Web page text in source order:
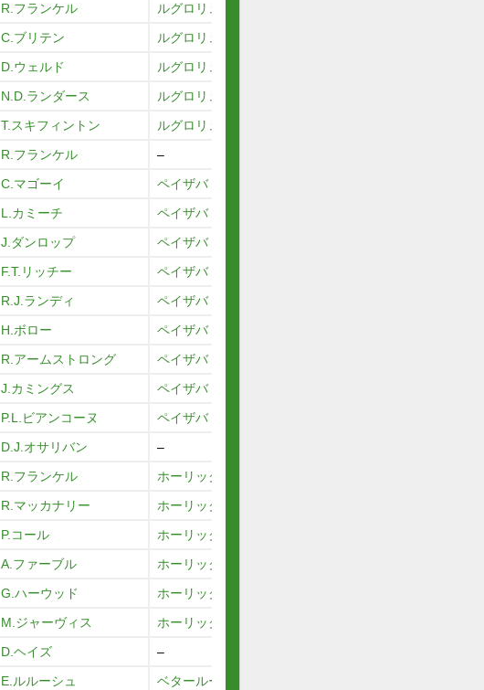
R.フランケル
ルグロリュー
C.ブリテン
ルグロリュー
D.ウェルド
ルグロリュー
N.D.ランダース
ルグロリュー
T.スキフィントン
ルグロリュー
R.フランケル
–
C.マゴーイ
ペイザバトラー
L.カミーチ
ペイザバトラー
J.ダンロップ
ペイザバトラー
F.T.リッチー
ペイザバトラー
R.J.ランディ
ペイザバトラー
H.ボロー
ペイザバトラー
R.アームストロング
ペイザバトラー
J.カミングス
ペイザバトラー
P.L.ビアンコーヌ
ペイザバトラー
D.J.オサリバン
–
R.フランケル
ホーリックス
R.マッカナリー
ホーリックス
P.コール
ホーリックス
A.ファーブル
ホーリックス
G.ハーウッド
ホーリックス
M.ジャーヴィス
ホーリックス
D.ヘイズ
–
E.ルルーシュ
ベタールースンアップ